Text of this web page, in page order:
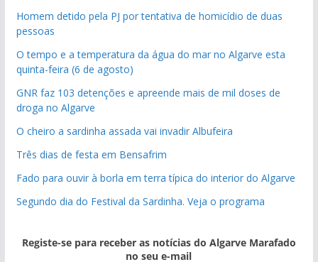
Homem detido pela PJ por tentativa de homicídio de duas
pessoas
O tempo e a temperatura da água do mar no Algarve esta
quinta-feira (6 de agosto)
GNR faz 103 detenções e apreende mais de mil doses de
droga no Algarve
O cheiro a sardinha assada vai invadir Albufeira
Três dias de festa em Bensafrim
Fado para ouvir à borla em terra típica do interior do Algarve
Segundo dia do Festival da Sardinha. Veja o programa
Registe-se para receber as notícias do Algarve Marafado
no seu e-mail